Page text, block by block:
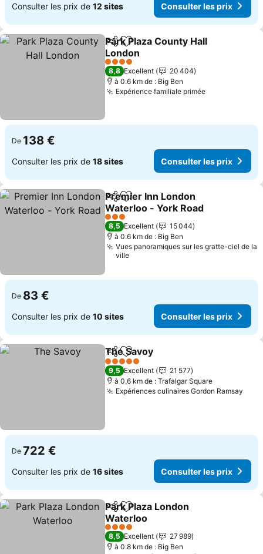
Consulter les prix de 12 sites Consulter les prix
PartagerAjouter à mes favoris
Park Plaza County Hall
London
Consulter les prix
4 Étoiles
8,8 Excellent
20 404
à 0.6 km de : Big Ben
Expérience familiale priméeConsulter
De 138 €
Consulter les prix de 18 sites Consulter les prix
PartagerAjouter à mes favoris
Premier Inn London
Waterloo - York Road
Consulter les prix
3 Étoiles
8,5 Excellent
15 044
à 0.6 km de : Big Ben
Vues panoramiques sur les gratte-ciel de la
ville
De 83 €
Consulter les prix de 10 sites Consulter les prix
PartagerAjouter à mes favoris
The Savoy
5 Étoiles
9,5 Excellent
21 577
à 0.6 km de : Trafalgar Square
Expériences culinaires Gordon Ramsay
De 722 €
Consulter les prix de 16 sites Consulter les prix
PartagerAjouter à mes favoris
Park Plaza London
Waterloo
Consulter les prix
4 Étoiles
8,5 Excellent
27 989
à 0.8 km de : Big Ben